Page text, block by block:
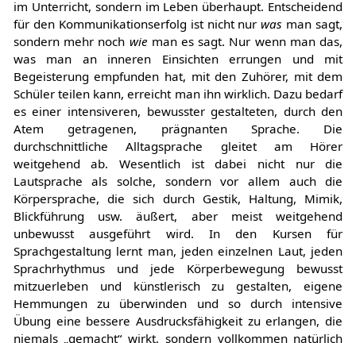
Sprache ist das wichtigste Kommunikationsmittel nicht nur
im Unterricht, sondern im Leben überhaupt. Entscheidend
für den Kommunikationserfolg ist nicht nurwasman sagt,
sondern mehr nochwieman es sagt. Nur wenn man das,
was man an inneren Einsichten errungen und mit
Begeisterung empfunden hat, mit den Zuhörer, mit dem
Schüler teilen kann, erreicht man ihn wirklich. Dazu bedarf
es einer intensiveren, bewusster gestalteten, durch den
Atem getragenen, prägnanten Sprache. Die
durchschnittliche Alltagsprache gleitet am Hörer
weitgehend ab. Wesentlich ist dabei nicht nur die
Lautsprache als solche, sondern vor allem auch die
Körpersprache, die sich durch Gestik, Haltung, Mimik,
Blickführung usw. äußert, aber meist weitgehend
unbewusst ausgeführt wird. In den Kursen für
Sprachgestaltung lernt man, jeden einzelnen Laut, jeden
Sprachrhythmus und jede Körperbewegung bewusst
mitzuerleben und künstlerisch zu gestalten, eigene
Hemmungen zu überwinden und so durch intensive